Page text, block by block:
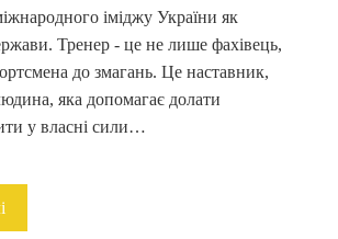
іміджу України як
Тренер - це не лише фахівець,
до змагань. Це наставник,
яка допомагає долати
у власні сили…